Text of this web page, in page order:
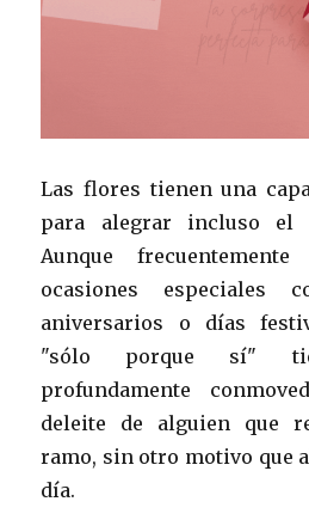
Las flores tienen una
para alegrar incluso el
Aunque
ocasiones especiales
aniversarios o días
"sólo porque sí"
profundamente
deleite de alguien que
ramo, sin otro motivo que
día.